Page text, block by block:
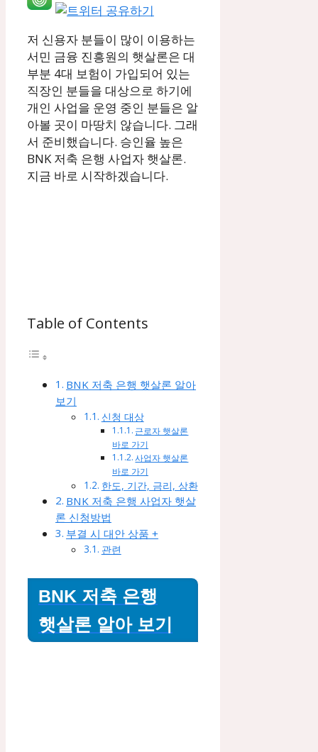
저 신용자 분들이 많이 이용하는
서민 금융 진흥원의 햇살론은 대
부분 4대 보험이 가입되어 있는
직장인 분들을 대상으로 하기에
개인 사업을 운영 중인 분들은 알
아볼 곳이 마땅치 않습니다. 그래
서 준비했습니다. 승인율 높은
BNK 저축 은행 사업자 햇살론.
지금 바로 시작하겠습니다.
Table of Contents
BNK 저축 은행 햇살론 알아
보기
신청 대상
근로자 햇살론
바로 가기
사업자 햇살론
바로 가기
한도, 기간, 금리, 상환
BNK 저축 은행 사업자 햇살
론 신청방법
부결 시 대안 상품 +
관련
BNK 저축 은행
햇살론 알아 보기